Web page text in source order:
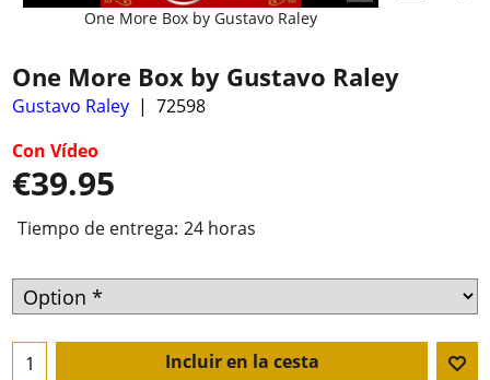
One More Box by Gustavo Raley
One More Box by Gustavo Raley
Gustavo Raley
72598
Con Vídeo
€39.95
Tiempo de entrega: 24 horas
Incluir en la cesta